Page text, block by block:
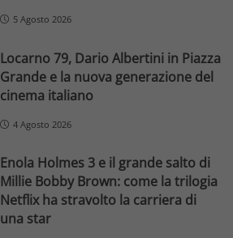
5 Agosto 2026
Locarno 79, Dario Albertini in Piazza
Grande e la nuova generazione del
cinema italiano
4 Agosto 2026
Enola Holmes 3 e il grande salto di
Millie Bobby Brown: come la trilogia
Netflix ha stravolto la carriera di
una star